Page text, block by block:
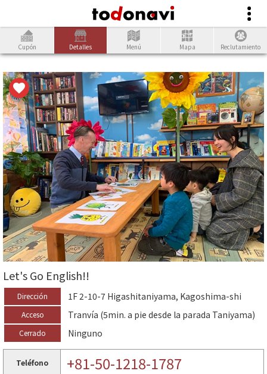
Cupón Detalles Menú Mapa Reclutamiento
Let's Go English!!
Dirección 1F 2-10-7 Higashitaniyama, Kagoshima-shi
Acceso Tranvía (5min. a pie desde la parada Taniyama)
Cerrado Ninguno
Teléfono +81-50-1218-1787